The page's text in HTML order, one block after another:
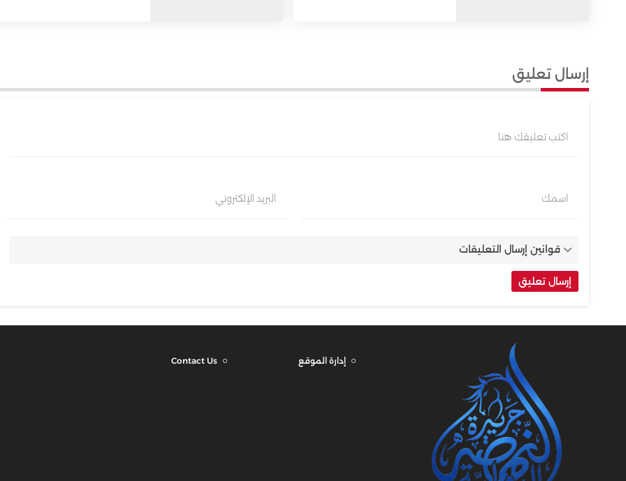
إرسال تعليق
اكتب تعليقك هنا
اسمك البريد الإلكتروني
قوانين إرسال التعليقات
إدارة الموقع Contact Us